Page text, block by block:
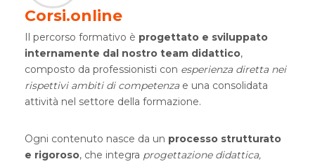
Corsi.online
Il percorso formativo è progettato e sviluppato
internamente dal nostro team didattico,
composto da professionisti con esperienza diretta nei
rispettivi ambiti di competenzae una consolidata
attività nel settore della formazione.
Ogni contenuto nasce da un processo strutturato
e rigoroso, che integra progettazione didattica,